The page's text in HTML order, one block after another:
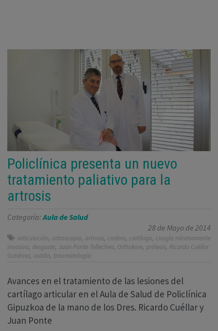
Policlínica presenta un nuevo
tratamiento paliativo para la
artrosis
Categoría:Aula de Salud
28 de Mayo de 2014
articulación, artroscopia, artrosis, cadera, cartílago, cirugía mínimamente
invasiva, desgaste, Juan Ponte Tellechea, Orthokine, prótesis, Ricardo Cuéllar
Gutiérrez, rodilla, traumatología
Avances en el tratamiento de las lesiones del
cartílago articular en el Aula de Salud de Policlínica
Gipuzkoa de la mano de los Dres. Ricardo Cuéllar y
Juan Ponte